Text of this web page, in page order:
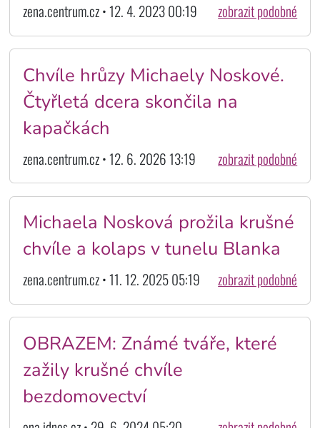
zena.centrum.cz • 12. 4. 2023 00:19 zobrazit podobné
Chvíle hrůzy Michaely Noskové.
Čtyřletá dcera skončila na
kapačkách
zena.centrum.cz • 12. 6. 2026 13:19 zobrazit podobné
Michaela Nosková prožila krušné
chvíle a kolaps v tunelu Blanka
zena.centrum.cz • 11. 12. 2025 05:19 zobrazit podobné
OBRAZEM: Známé tváře, které
zažily krušné chvíle
bezdomovectví